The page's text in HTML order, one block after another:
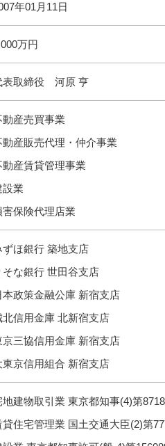
年01月11日
万円
表取締役 河原 亨
動産売買事業
動産販売代理・仲介事業
動産賃貸管理事業
設業
害保険代理店業
ずほ銀行 築地支店
そな銀行 世田谷支店
本政策金融公庫 新宿支店
北信用金庫 北新宿支店
京三協信用金庫 新宿支店
東京信用組合 新宿支店
地建物取引業 東京都知事(4)第
貸住宅管理業 国土交通大臣(2)第